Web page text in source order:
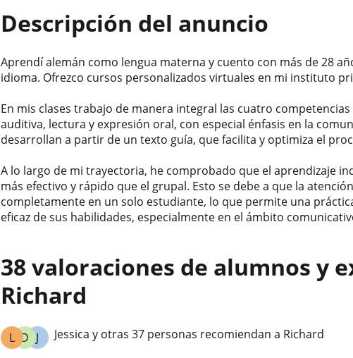
Descripción del anuncio
Aprendí alemán como lengua materna y cuento con más de 28
idioma. Ofrezco cursos personalizados virtuales en mi instituto
En mis clases trabajo de manera integral las cuatro
auditiva, lectura y expresión oral, con especial énfasis en la
desarrollan a partir de un texto guía, que facilita y optimiza el
A lo largo de mi trayectoria, he comprobado que el aprendizaje
más efectivo y rápido que el grupal. Esto se debe a que la
completamente en un solo estudiante, lo que permite una
eficaz de sus habilidades, especialmente en el ámbito
38 valoraciones de alumnos y
Richard
J
D
L Jessica y otras 37 personas recomiendan a Richard